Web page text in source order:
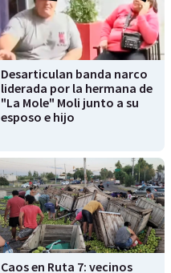
Desarticulan banda narco
liderada por la hermana de
"La Mole" Moli junto a su
esposo e hijo
Caos en Ruta 7: vecinos